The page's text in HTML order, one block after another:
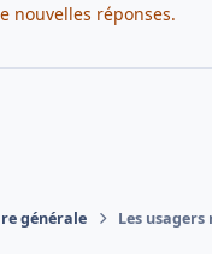
nouvelles réponses.
générale Les